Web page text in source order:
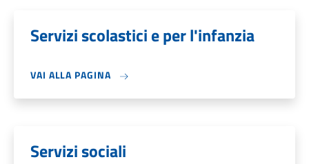
Servizi scolastici e per l'infanzia
VAI ALLA PAGINA
Servizi sociali